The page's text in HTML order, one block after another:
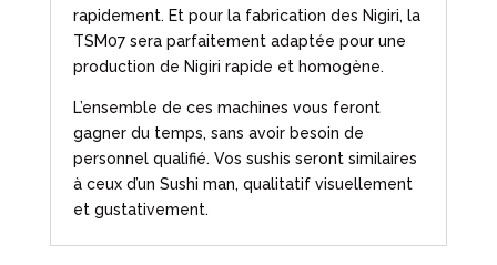
rapidement. Et pour la fabrication des Nigiri, la
TSM07 sera parfaitement adaptée pour une
production de Nigiri rapide et homogène.
L’ensemble de ces machines vous feront
gagner du temps, sans avoir besoin de
personnel qualifié. Vos sushis seront similaires
à ceux d’un Sushi man, qualitatif visuellement
et gustativement.